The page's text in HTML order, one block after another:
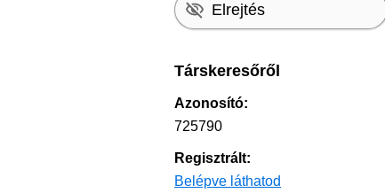
Elrejtés
Társkeresőről
Azonosító:
725790
Regisztrált:
Belépve láthatod